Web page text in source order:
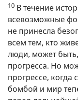
10 В течение
всевозможные
не принесла
всем тем, кто
люди, может
прогресса. Но
прогрессе, когда
бомбой и мир